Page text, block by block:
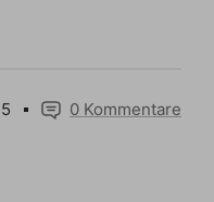
0 Kommentare